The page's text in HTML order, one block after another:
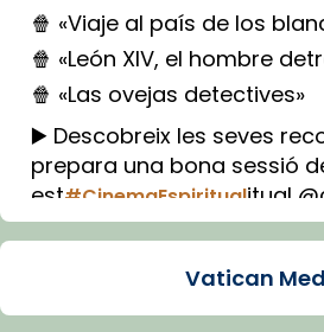
🍿 «Viaje al país de los
🍿 «León XIV, el hombre
🍿 «Las ovejas detectives»
▶️ Descobreix les seves
prepara una bona sessió
est#CinemaEspiritualitual
Imatge: Generada amb IA
Vatican